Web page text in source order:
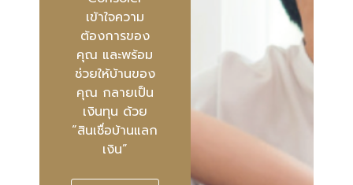
เข้าใจความ
ต้องการของ
คุณ และพร้อม
ช่วยให้บ้านของ
คุณ กลายเป็น
เงินทุน ด้วย
“สินเชื่อบ้านแลก
เงิน”